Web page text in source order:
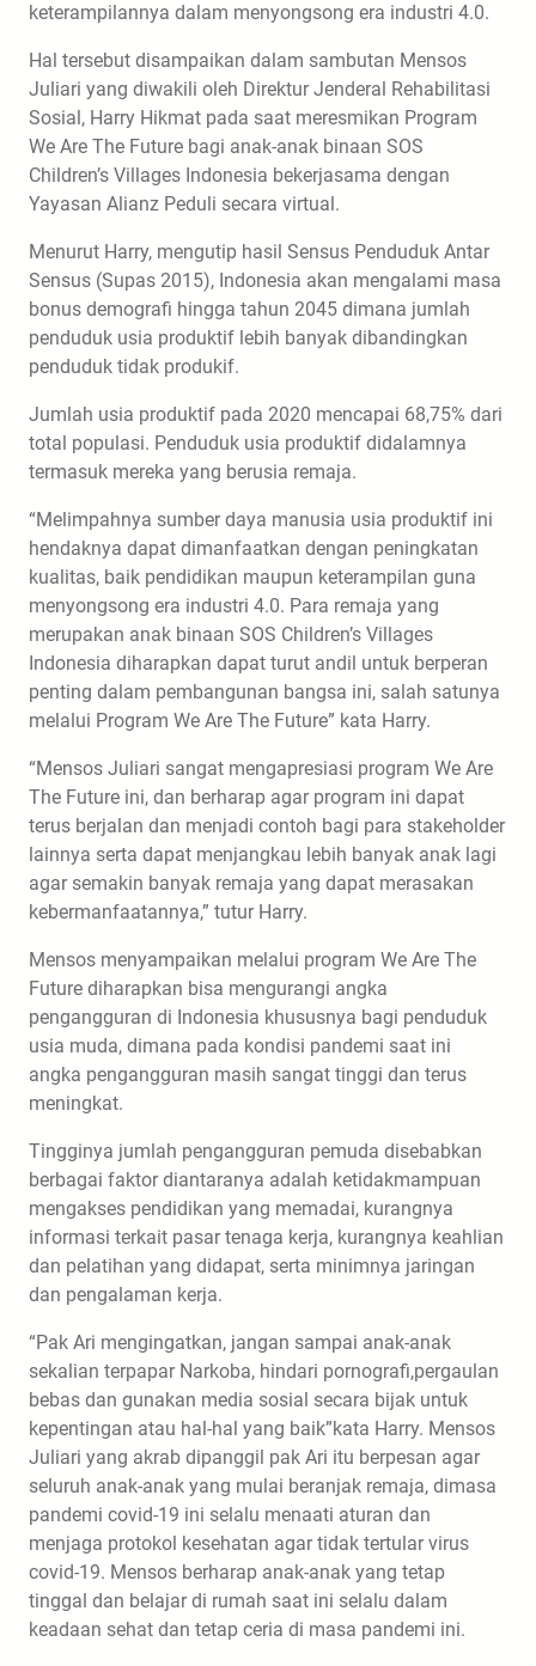
keterampilannya dalam menyongsong era industri 4.0.
Hal tersebut disampaikan dalam sambutan Mensos
Juliari yang diwakili oleh Direktur Jenderal Rehabilitasi
Sosial, Harry Hikmat pada saat meresmikan Program
We Are The Future bagi anak-anak binaan SOS
Children’s Villages Indonesia bekerjasama dengan
Yayasan Alianz Peduli secara virtual.
Menurut Harry, mengutip hasil Sensus Penduduk Antar
Sensus (Supas 2015), Indonesia akan mengalami masa
bonus demografi hingga tahun 2045 dimana jumlah
penduduk usia produktif lebih banyak dibandingkan
penduduk tidak produkif.
Jumlah usia produktif pada 2020 mencapai 68,75% dari
total populasi. Penduduk usia produktif didalamnya
termasuk mereka yang berusia remaja.
“Melimpahnya sumber daya manusia usia produktif ini
hendaknya dapat dimanfaatkan dengan peningkatan
kualitas, baik pendidikan maupun keterampilan guna
menyongsong era industri 4.0. Para remaja yang
merupakan anak binaan SOS Children’s Villages
Indonesia diharapkan dapat turut andil untuk berperan
penting dalam pembangunan bangsa ini, salah satunya
melalui Program We Are The Future” kata Harry.
“Mensos Juliari sangat mengapresiasi program We Are
The Future ini, dan berharap agar program ini dapat
terus berjalan dan menjadi contoh bagi para stakeholder
lainnya serta dapat menjangkau lebih banyak anak lagi
agar semakin banyak remaja yang dapat merasakan
kebermanfaatannya,” tutur Harry.
Mensos menyampaikan melalui program We Are The
Future diharapkan bisa mengurangi angka
pengangguran di Indonesia khususnya bagi penduduk
usia muda, dimana pada kondisi pandemi saat ini
angka pengangguran masih sangat tinggi dan terus
meningkat.
Tingginya jumlah pengangguran pemuda disebabkan
berbagai faktor diantaranya adalah ketidakmampuan
mengakses pendidikan yang memadai, kurangnya
informasi terkait pasar tenaga kerja, kurangnya keahlian
dan pelatihan yang didapat, serta minimnya jaringan
dan pengalaman kerja.
“Pak Ari mengingatkan, jangan sampai anak-anak
sekalian terpapar Narkoba, hindari pornografi,pergaulan
bebas dan gunakan media sosial secara bijak untuk
kepentingan atau hal-hal yang baik”kata Harry. Mensos
Juliari yang akrab dipanggil pak Ari itu berpesan agar
seluruh anak-anak yang mulai beranjak remaja, dimasa
pandemi covid-19 ini selalu menaati aturan dan
menjaga protokol kesehatan agar tidak tertular virus
covid-19. Mensos berharap anak-anak yang tetap
tinggal dan belajar di rumah saat ini selalu dalam
keadaan sehat dan tetap ceria di masa pandemi ini.